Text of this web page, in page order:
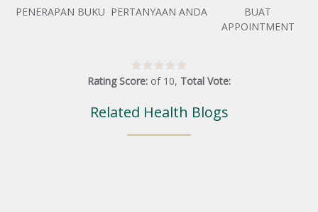
PENERAPAN BUKU PERTANYAAN ANDA
BUAT
APPOINTMENT
Rating Score: of 10, Total Vote:
Related Health Blogs